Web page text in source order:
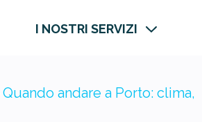
I NOSTRI SERVIZI
Quando andare a Porto: clima,